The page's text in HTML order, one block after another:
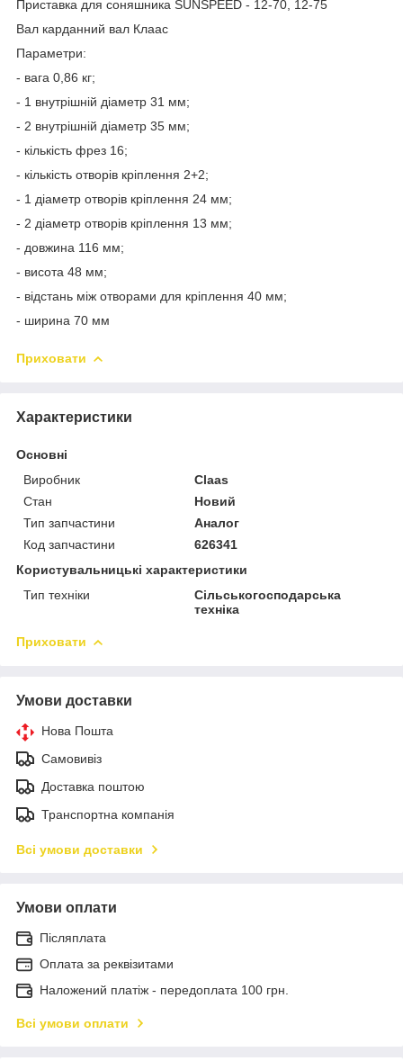
Приставка для соняшника SUNSPEED - 12-70, 12-75
Вал карданний вал Клаас
Параметри:
- вага 0,86 кг;
- 1 внутрішній діаметр 31 мм;
- 2 внутрішній діаметр 35 мм;
- кількість фрез 16;
- кількість отворів кріплення 2+2;
- 1 діаметр отворів кріплення 24 мм;
- 2 діаметр отворів кріплення 13 мм;
- довжина 116 мм;
- висота 48 мм;
- відстань між отворами для кріплення 40 мм;
- ширина 70 мм
Приховати
Характеристики
Основні
Виробник
Claas
Стан
Новий
Тип запчастини
Аналог
Код запчастини
626341
Користувальницькі характеристики
Тип техніки
Сільськогосподарська
техніка
Приховати
Умови доставки
Нова Пошта
Самовивіз
Доставка поштою
Транспортна компанія
Всі умови доставки
Умови оплати
Післяплата
Оплата за реквізитами
Наложений платіж - передоплата 100 грн.
Всі умови оплати